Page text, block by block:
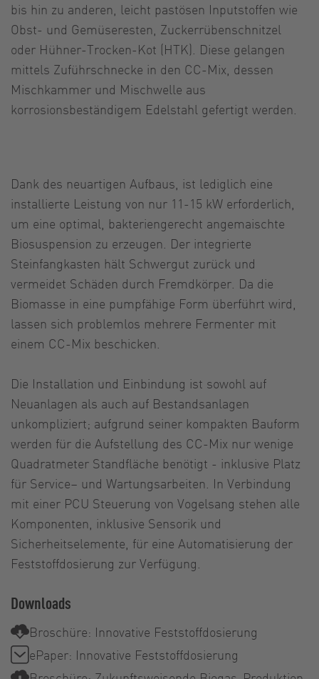
bis hin zu anderen, leicht pastösen Inputstoffen wie
Obst- und Gemüseresten, Zuckerrübenschnitzel
oder Hühner-Trocken-Kot (HTK). Diese gelangen
mittels Zuführschnecke in den CC-Mix, dessen
Mischkammer und Mischwelle aus
korrosionsbeständigem Edelstahl gefertigt werden.
Dank des neuartigen Aufbaus, ist lediglich eine
installierte Leistung von nur 11-15 kW erforderlich,
um eine optimal, bakteriengerecht angemaischte
Biosuspension zu erzeugen. Der integrierte
Steinfangkasten hält Schwergut zurück und
vermeidet Schäden durch Fremdkörper. Da die
Biomasse in eine pumpfähige Form überführt wird,
lassen sich problemlos mehrere Fermenter mit
einem CC-Mix beschicken.
Die Installation und Einbindung ist sowohl auf
Neuanlagen als auch auf Bestandsanlagen
unkompliziert; aufgrund seiner kompakten Bauform
werden für die Aufstellung des CC-Mix nur wenige
Quadratmeter Standfläche benötigt - inklusive Platz
für Service– und Wartungsarbeiten. In Verbindung
mit einer PCU Steuerung von Vogelsang stehen alle
Komponenten, inklusive Sensorik und
Sicherheitselemente, für eine Automatisierung der
Feststoffdosierung zur Verfügung.
Downloads
Broschüre: Innovative Feststoffdosierung
ePaper: Innovative Feststoffdosierung